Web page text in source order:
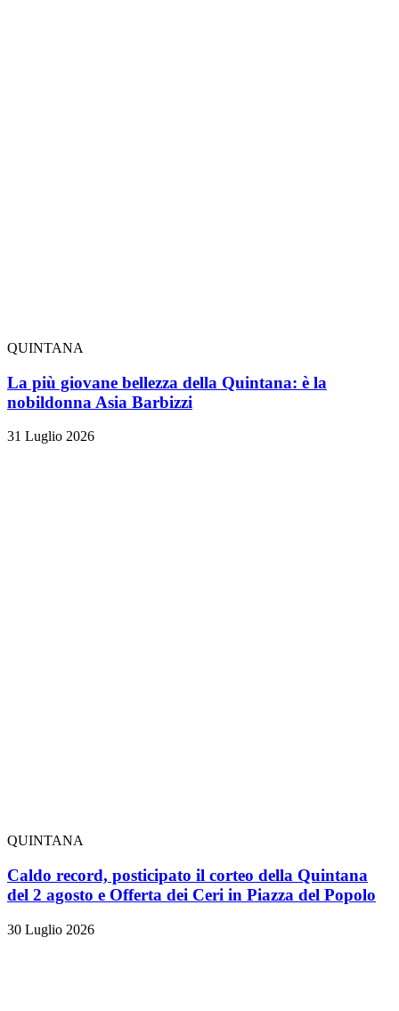
QUINTANA
La più giovane bellezza della Quintana: è la
nobildonna Asia Barbizzi
31 Luglio 2026
QUINTANA
Caldo record, posticipato il corteo della Quintana
del 2 agosto e Offerta dei Ceri in Piazza del Popolo
30 Luglio 2026